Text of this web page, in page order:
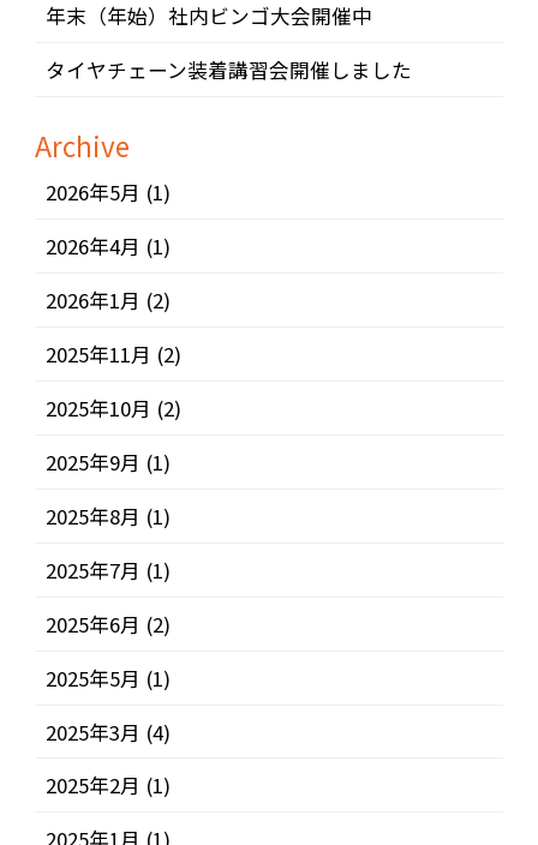
年末（年始）社内ビンゴ大会開催中
タイヤチェーン装着講習会開催しました
Archive
2026年5月 (1)
2026年4月 (1)
2026年1月 (2)
2025年11月 (2)
2025年10月 (2)
2025年9月 (1)
2025年8月 (1)
2025年7月 (1)
2025年6月 (2)
2025年5月 (1)
2025年3月 (4)
2025年2月 (1)